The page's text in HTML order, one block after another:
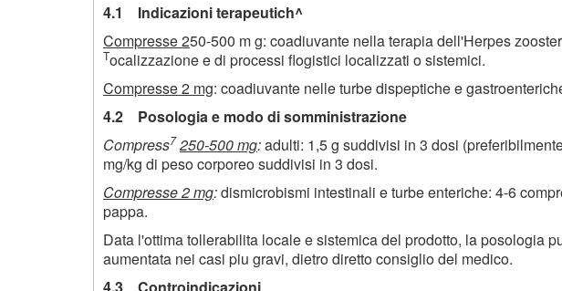
4.1 Indicazioni terapeutich^
Compresse 250-500 m g: coadiuvante nella terapia dell'Herpes
Tocalizzazione e di processi flogistici localizzati o sistemici.
Compresse 2 mg: coadiuvante nelle turbe dispeptiche e
4.2 Posologia e modo di somministrazione
Compress7 250-500 mg:adulti: 1,5 g suddivisi in 3 dosi
mg/kg di peso corporeo suddivisi in 3 dosi.
Compresse 2 mg:dismicrobismi intestinali e turbe enteriche: 4-6
pappa.
Data l'ottima tollerabilita locale e sistemica del prodotto, la posologia
aumentata nei casi piu gravi, dietro diretto consiglio del medico.
4.3 Controindicazioni